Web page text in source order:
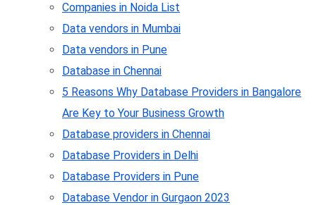
Companies in Noida List
Data vendors in Mumbai
Data vendors in Pune
Database in Chennai
5 Reasons Why Database Providers in Bangalore
Are Key to Your Business Growth
Database providers in Chennai
Database Providers in Delhi
Database Providers in Pune
Database Vendor in Gurgaon 2023